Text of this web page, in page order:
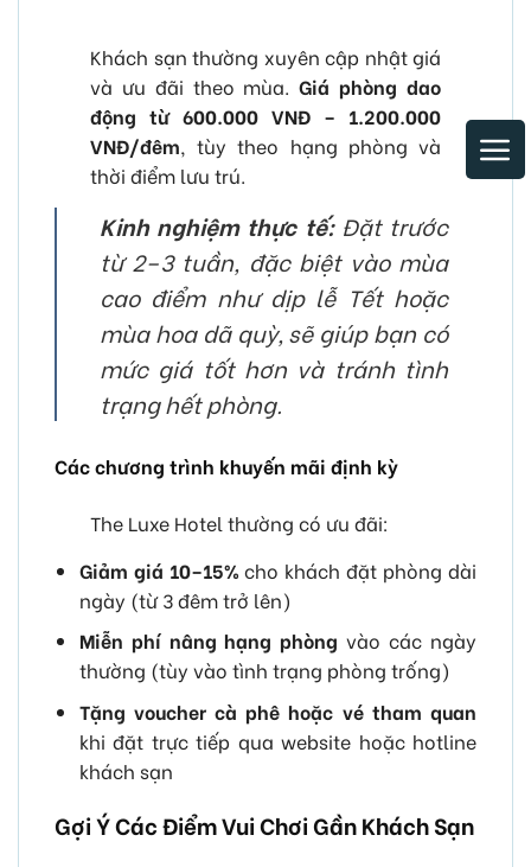
Khách sạn thường xuyên cập nhật giá
và ưu đãi theo mùa.Giá phòng dao
động từ 600.000 VNĐ – 1.200.000
VNĐ/đêm, tùy theo hạng phòng và
thời điểm lưu trú.
Kinh nghiệm thực tế:Đặt trước
từ 2–3 tuần, đặc biệt vào mùa
cao điểm như dịp lễ Tết hoặc
mùa hoa dã quỳ, sẽ giúp bạn có
mức giá tốt hơn và tránh tình
trạng hết phòng.
Các chương trình khuyến mãi định kỳ
The Luxe Hotel thường có ưu đãi:
Giảm giá 10–15% cho khách đặt phòng dài
ngày (từ 3 đêm trở lên)
Miễn phí nâng hạng phòng vào các ngày
thường (tùy vào tình trạng phòng trống)
Tặng voucher cà phê hoặc vé tham quan
khi đặt trực tiếp qua website hoặc hotline
khách sạn
Gợi Ý Các Điểm Vui Chơi Gần Khách Sạn